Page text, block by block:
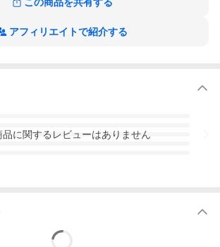
げ交渉可能」と記載があるものに限りま
大学で林武や山口薫らの薫陶を受け、
な構成、重力から解き放たれたような浮
目、仮面のように分割された顔、影を帯
この商品を共有する
アフィリエイトで紹介する
品に関するレビューはありません